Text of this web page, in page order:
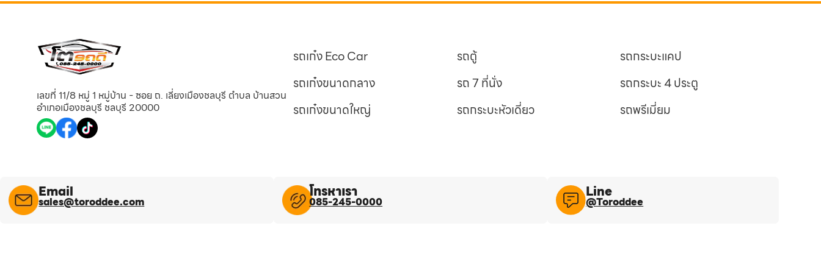
เลขที่ 11/8 หมู่ 1 หมู่บ้าน - ซอย ถ. เลี่ยงเมืองชลบุรี ตำบล บ้านสวน
อำเภอเมืองชลบุรี ชลบุรี 20000
รถเก๋ง Eco Car
รถเก๋งขนาดกลาง
รถเก๋งขนาดใหญ่
รถตู้
รถ 7 ที่นั่ง
รถกระบะหัวเดี่ยว
รถกระบะแคป
รถกระบะ 4 ประตู
รถพรีเมี่ยม
Email
sales@toroddee.com
โทรหาเรา
085-245-0000
Line​
@Toroddee​